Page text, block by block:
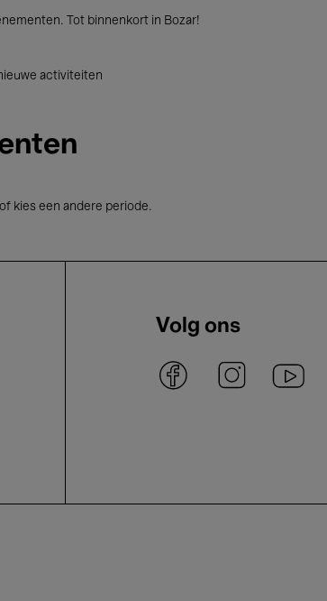
Tot binnenkort in Bozar!
activiteiten
kies een andere periode.
Volg ons